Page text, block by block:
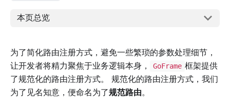
本页总览
为了简化路由注册方式，避免一些繁琐的参数处理细节，
让开发者将精力聚焦于业务逻辑本身，
GoFrame 框架提供
了规范化的路由注册方式。 规范化的路由注册方式，我们
为了见名知意，便命名为了规范路由。